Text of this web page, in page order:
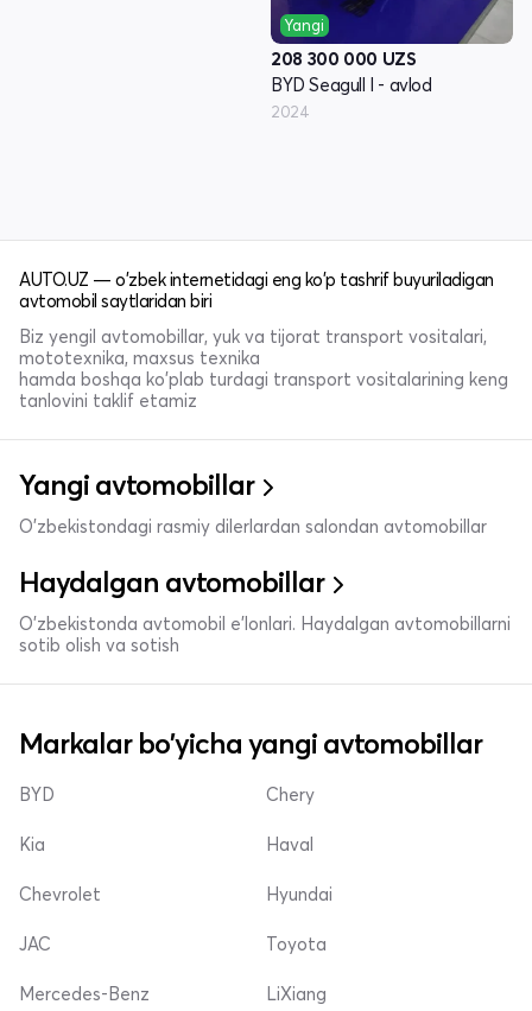
Yangi
208 300 000 UZS
BYD Seagull I - avlod
2024
AUTO.UZ — o'zbek internetidagi eng ko'p tashrif buyuriladigan
avtomobil saytlaridan biri
Biz yengil avtomobillar, yuk va tijorat transport vositalari,
mototexnika, maxsus texnika
hamda boshqa ko'plab turdagi transport vositalarining keng
tanlovini taklif etamiz
Yangi avtomobillar
O'zbekistondagi rasmiy dilerlardan salondan avtomobillar
Haydalgan avtomobillar
O'zbekistonda avtomobil e’lonlari. Haydalgan avtomobillarni
sotib olish va sotish
Markalar bo'yicha yangi avtomobillar
BYD
Kia
Chevrolet
Chery
Haval
Hyundai
JAC
Mercedes-Benz
Toyota
LiXiang